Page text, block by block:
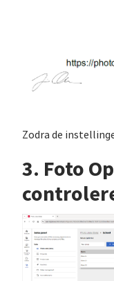
Zodra de
3. Foto